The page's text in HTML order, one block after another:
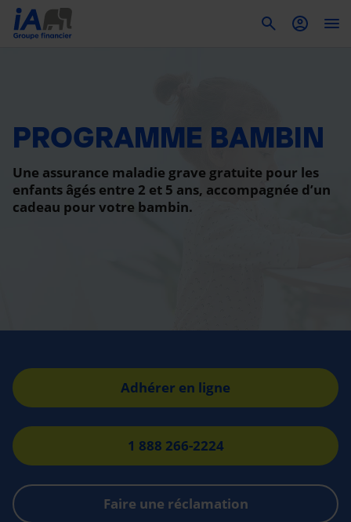
PROGRAMME BAMBIN
Une assurance maladie grave gratuite pour les
enfants âgés entre 2 et 5 ans, accompagnée d’un
cadeau pour votre bambin.
Adhérer en ligne
1 888 266-2224
Faire une réclamation